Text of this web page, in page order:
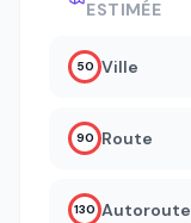
ESTIMÉE
50 Ville
90 Route
130 Autoroute